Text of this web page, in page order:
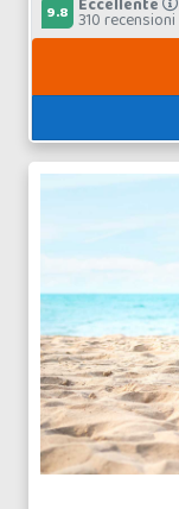
9.8 310 recensioni